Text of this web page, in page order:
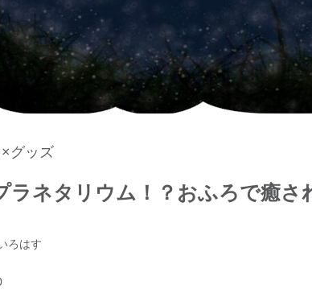
グッズ
ラネタリウム！？おふろで癒さ
ろはす